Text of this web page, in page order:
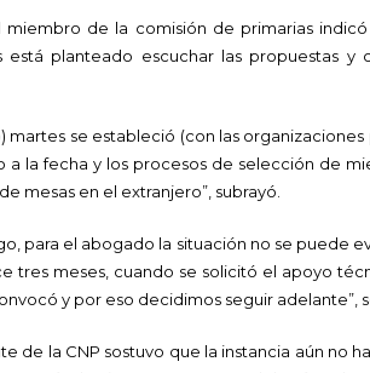
miembro de la comisión de primarias
está planteado escuchar las propuestas y
martes se estableció (con las
a la fecha y los procesos de selección de
mesas en el extranjero”, subrayó.
para el abogado la situación no se puede
tres meses, cuando se solicitó el apoyo
y por eso decidimos seguir adelante”,
de la CNP sostuvo que la instancia aún no